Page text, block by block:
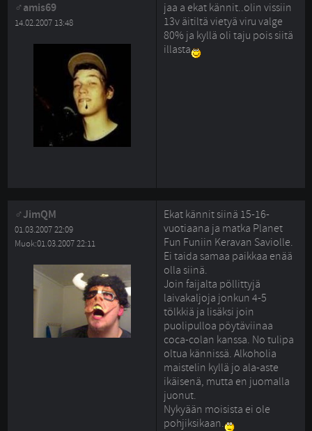
amis69
14.02.2007 13:48
jaa a ekat kännit..olin vissiin
13v äitiltä vietyä viru valge
80% ja kyllä oli taju pois siitä
illasta
JimQM
01.03.2007 22:09
Muok:01.03.2007 22:11
Ekat kännit siinä 15-16-
vuotiaana ja matka Planet
Fun Funiin Keravan Saviolle.
Ei taida samaa paikkaa enää
olla siinä.
Join faijalta pöllittyjä
laivakaljoja jonkun 4-5
tölkkiä ja lisäksi join
puolipulloa pöytäviinaa
coca-colan kanssa. No tulipa
oltua kännissä. Alkoholia
maistelin kyllä jo ala-aste
ikäisenä, mutta en juomalla
juonut.
Nykyään moisista ei ole
pohjiksikaan.